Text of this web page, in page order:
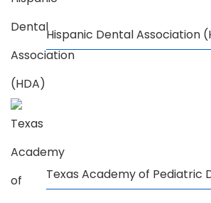
Hispanic Dental Association
Texas Academy of Pediatric